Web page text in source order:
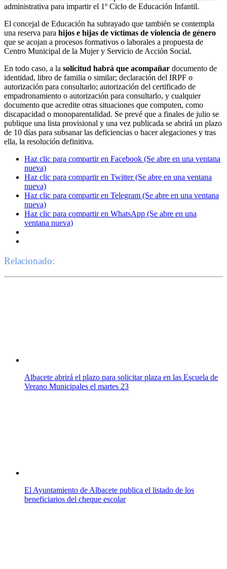
administrativa para impartir el 1º Ciclo de Educación Infantil.
El concejal de Educación ha subrayado que también se contempla
una reserva para hijos e hijas de víctimas de violencia de género
que se acojan a procesos formativos o laborales a propuesta de
Centro Municipal de la Mujer y Servicio de Acción Social.
En todo caso, a la solicitud habrá que acompañar documento de
identidad, libro de familia o similar; declaración del IRPF o
autorización para consultarlo; autorización del certificado de
empadronamiento o autorización para consultarlo, y cualquier
documento que acredite otras situaciones que computen, como
discapacidad o monoparentalidad. Se prevé que a finales de julio se
publique una lista provisional y una vez publicada se abrirá un plazo
de 10 días para subsanar las deficiencias o hacer alegaciones y tras
ella, la resolución definitiva.
Haz clic para compartir en Facebook (Se abre en una ventana
nueva)
Haz clic para compartir en Twitter (Se abre en una ventana
nueva)
Haz clic para compartir en Telegram (Se abre en una ventana
nueva)
Haz clic para compartir en WhatsApp (Se abre en una
ventana nueva)
Relacionado:
Albacete abrirá el plazo para solicitar plaza en las Escuela de
Verano Municipales el martes 23
El Ayuntamiento de Albacete publica el listado de los
beneficiarios del cheque escolar